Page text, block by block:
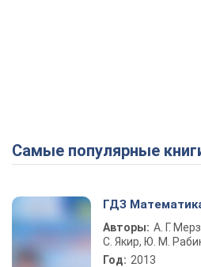
Самые популярные
ГДЗ
Авторы: А. Г.
С. Якир, Ю. М.
Год: 2013